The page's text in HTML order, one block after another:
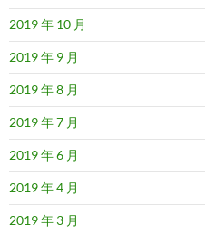
2019 年 10 月
2019 年 9 月
2019 年 8 月
2019 年 7 月
2019 年 6 月
2019 年 4 月
2019 年 3 月